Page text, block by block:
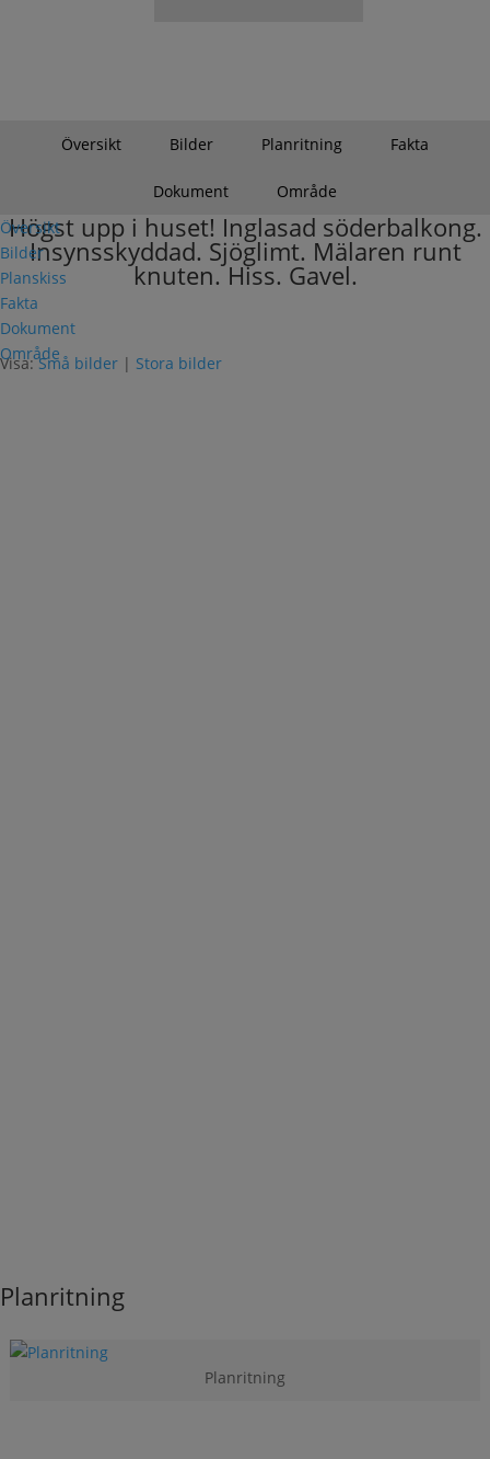
Översikt Bilder Planritning Fakta
Dokument
Område
Översikt
Bilder
Planskiss
Fakta
Dokument
Område
Högst upp i huset! Inglasad söderbalkong.
Insynsskyddad. Sjöglimt. Mälaren runt
knuten. Hiss. Gavel.
Visa:Små bilder | Stora bilder
Planritning
Planritning